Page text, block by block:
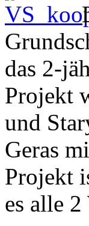
das 2-
Projekt
und
Geras
Projekt
es alle